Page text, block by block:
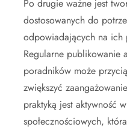
Po drugie ważne jest
dostosowanych do
odpowiadających na ich
Regularne publikowanie
poradników może
zwiększyć
praktyką jest aktywność
społecznościowych,